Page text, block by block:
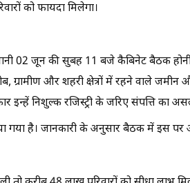
को फायदा मिलेगा।
02 जून की सुबह 11 बजे कैबिनेट बैठक
ग्रामीण और शहरी क्षेत्रों में रहने वाले
इन्हें निशुल्क रजिस्ट्री के जरिए संपत्ति का
गया है। जानकारी के अनुसार बैठक में इस